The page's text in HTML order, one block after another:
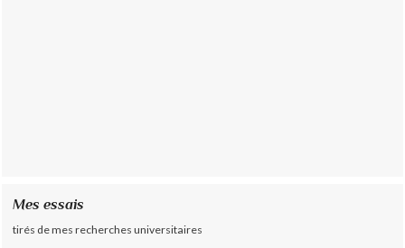
Mes essais
tirés de mes recherches universitaires